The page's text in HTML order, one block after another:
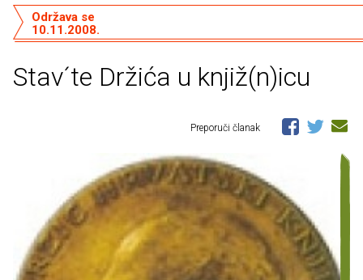
Stav´te Držića u knjiž(n)icu
Održava se
10.11.2008.
Preporuči članak